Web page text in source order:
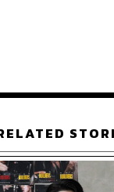
น และทัศนคติของเ
นอกมองเข้ามา